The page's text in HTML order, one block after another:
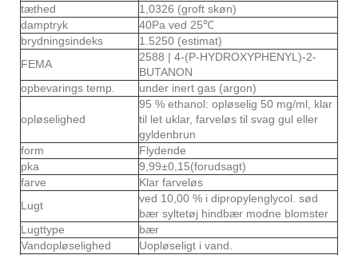
tæthed
1,0326 (groft skøn)
damptryk
40Pa ved 25℃
brydningsindeks
1.5250 (estimat)
FEMA
2588 | 4-(P-HYDROXYPHENYL)-2-
BUTANON
opbevarings temp.
under inert gas (argon)
opløselighed
95 % ethanol: opløselig 50 mg/ml, klar
til let uklar, farveløs til svag gul eller
gyldenbrun
form
Flydende
pka
9,99±0,15(forudsagt)
farve
Klar farveløs
Lugt
ved 10,00 % i dipropylenglycol. sød
bær syltetøj hindbær modne blomster
Lugttype
bær
Vandopløselighed
Uopløseligt i vand.